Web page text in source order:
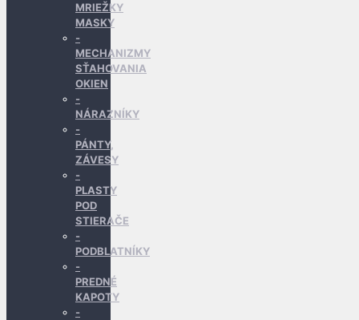
MRIEŽKY
MASKY
MECHANIZMY
SŤAHOVANIA
OKIEN
NÁRAZNÍKY
PÁNTY,
ZÁVESY
PLASTY
POD
STIERAČE
PODBLATNÍKY
PREDNÉ
KAPOTY